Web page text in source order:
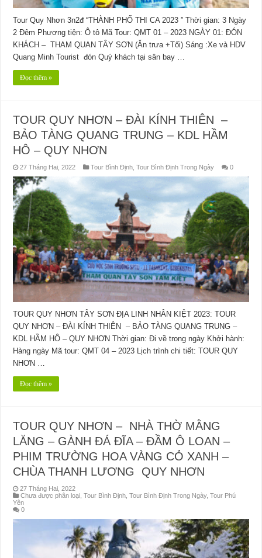
Tour Quy Nhơn 3n2đ “THÀNH PHỐ THI CA 2023 ” Thời gian: 3 Ngày
2 Đêm Phương tiện: Ô tô Mã Tour: QMT 01 – 2023 NGÀY 01: ĐÓN
KHÁCH – THAM QUAN TÂY SƠN (Ăn trưa +Tối) Sáng :Xe và HDV
Quang Minh Tourist đón Quý khách tại sân bay …
Đọc thêm »
TOUR QUY NHƠN – ĐÀI KÍNH THIÊN –
BẢO TÀNG QUANG TRUNG – KDL HẦM
HÔ – QUY NHƠN
27 Tháng Hai, 2022 Tour Bình Định ,Tour Bình Định Trong Ngày 0
TOUR QUY NHƠN TÂY SƠN ĐỊA LINH NHÂN KIỆT 2023: TOUR
QUY NHƠN – ĐÀI KÍNH THIÊN – BẢO TÀNG QUANG TRUNG –
KDL HẦM HÔ – QUY NHƠN Thời gian: Đi về trong ngày Khởi hành:
Hàng ngày Mã tour: QMT 04 – 2023 Lịch trình chi tiết: TOUR QUY
NHƠN …
Đọc thêm »
TOUR QUY NHƠN – NHÀ THỜ MẰNG
LĂNG – GÀNH ĐÁ ĐĨA – ĐẦM Ô LOAN –
PHIM TRƯỜNG HOA VÀNG CỎ XANH –
CHÙA THANH LƯƠNG QUY NHƠN
27 Tháng Hai, 2022
Chưa được phân loại ,Tour Bình Định ,Tour Bình Định Trong Ngày,Tour Phú
Yên
0